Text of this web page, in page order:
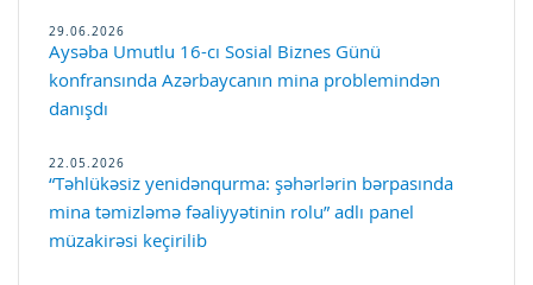
29.06.2026
Aysəba Umutlu 16-cı Sosial Biznes Günü
konfransında Azərbaycanın mina problemindən
danışdı
22.05.2026
“Təhlükəsiz yenidənqurma: şəhərlərin bərpasında
mina təmizləmə fəaliyyətinin rolu” adlı panel
müzakirəsi keçirilib